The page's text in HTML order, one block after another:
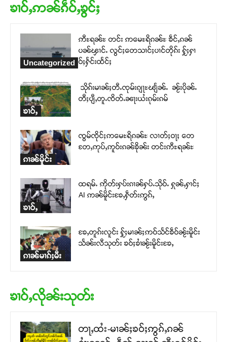
ၶၢဝ်ႇဢၼ်ၵဵဝ်ႇၶွင်ႈ
Uncategorized
ဢီႊရၼ်ႊ တင်း ဢမေႊရိၵၼ်ႊ ၶဵင်ႇၵၼ်
ပၼ်ၾၢင်ႉ လွင်ႈတေသၢင်ႈပၢင်တိုၵ်း ႁႂ်ႈႁၢ
ဝ်ႈႁႅင်းထႅင်ႈ
ၶၢဝ်ႇ
သိုၵ်းမၢၼ်ႈတီႉၸုမ်းၵျႃႊၽျႅၼ်ႉ ၼႂ်းပိုၼ်ႉ
တီႈပျီႇတူႉၸိတ်ႉၼႃးယႆးၵုမ်းၵမ်
ၵၢၼ်မိူင်း
ၸွမ်ၸိုင်ႈဢမေႊရိၵၼ်ႊ လၢတ်ႈဝႃႈ တေ
တႄႇဢုပ်ႇဢူဝ်းၵၼ်ၶိုၼ်း တင်းဢီႊရၼ်ႊ
ၶၢဝ်ႇ
ထရမ်ႉ ဢိုတ်းႁပ်းၵၢၼ်ႁပ်ႉသိုဝ်ႉ ႁုၼ်ႇႁၢင်ႈ
AI ဢၼ်မိူင်းၶႄႇႁဵတ်းဢွၵ်ႇ
ၵၢၼ်မၢၵ်ႈမီး
ၶႄႇတူၵ်းလူင်း ႁႂ်ႈမၢၼ်ႈဢဝ်သႅင်ၶဵဝ်ၼႂ်းမိူင်း
သႅၼ်းလီသုတ်း ၶဝ်ႈၶၢႆၼႂ်းမိူင်းၶႄႇ
ၶၢဝ်ႇလိုၼ်းသုတ်း
တႃႇထႆး-မၢၼ်ႈၶဝ်ႈဢွၵ်ႇၵၼ်